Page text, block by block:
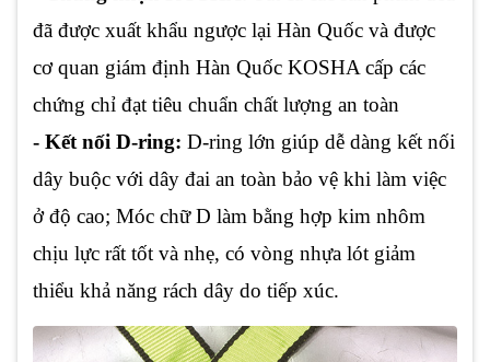
đã được xuất khẩu ngược lại Hàn Quốc và được
cơ quan giám định Hàn Quốc KOSHA cấp các
chứng chỉ đạt tiêu chuẩn chất lượng an toàn
- Kết nối D-ring: D-ring lớn giúp dễ dàng kết nối
dây buộc với dây đai an toàn bảo vệ khi làm việc
ở độ cao; Móc chữ D làm bằng hợp kim nhôm
chịu lực rất tốt và nhẹ, có vòng nhựa lót giảm
thiểu khả năng rách dây do tiếp xúc.